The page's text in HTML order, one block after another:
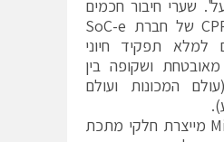
שערי חיבור חכמים
כגון CPPS-Gate40 של חברת SoC-e
למלא תפקיד חיוני
ושקופה בין
המכונות ועולם
חברת Microdeco מייצרת חלקי מתכת